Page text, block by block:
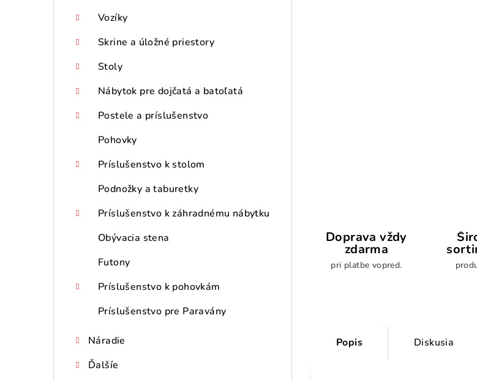
Vozíky
Skrine a úložné priestory
Stoly
Nábytok pre dojčatá a batoľatá
Postele a príslušenstvo
Pohovky
Príslušenstvo k stolom
Podnožky a taburetky
Príslušenstvo k záhradnému nábytku
Obývacia stena
Futony
Príslušenstvo k pohovkám
Príslušenstvo pre Paravány
Náradie
Ďalšíe
Doprava vždy
zdarma
pri platbe vopred.
Popis Diskusia